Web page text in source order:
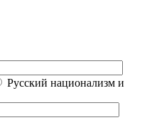
Русский национализм и